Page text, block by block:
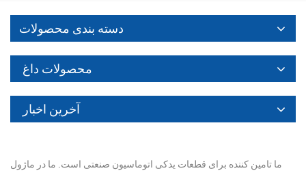
دسته بندی محصولات
محصولات داغ
آخرین اخبار
ما تامین کننده برای قطعات یدکی اتوماسیون صنعتی است. ما در ماژول